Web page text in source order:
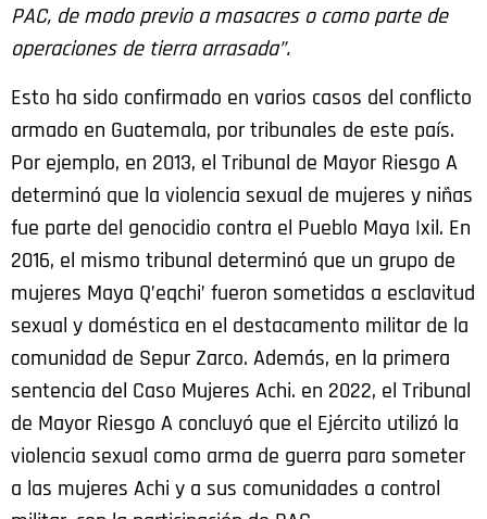
PAC, de modo previo a masacres o como parte de
operaciones de tierra arrasada”.
Esto ha sido confirmado en varios casos del conflicto
armado en Guatemala, por tribunales de este país.
Por ejemplo, en 2013, el Tribunal de Mayor Riesgo A
determinó que la violencia sexual de mujeres y niñas
fue parte del genocidio contra el Pueblo Maya Ixil. En
2016, el mismo tribunal determinó que un grupo de
mujeres Maya Q’eqchi’ fueron sometidas a esclavitud
sexual y doméstica en el destacamento militar de la
comunidad de Sepur Zarco. Además, en la primera
sentencia del Caso Mujeres Achi. en 2022, el Tribunal
de Mayor Riesgo A concluyó que el Ejército utilizó la
violencia sexual como arma de guerra para someter
a las mujeres Achi y a sus comunidades a control